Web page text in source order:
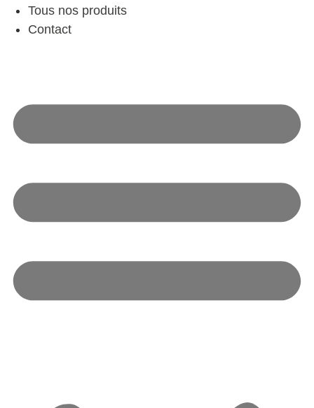
Tous nos produits
Contact